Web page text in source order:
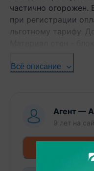
частично огорожен.
при регистрации
льготному тарифу.
фундамент -
шифер (закуплен
заведена в дом.
канализация -
электрификация -
Доехать Вы
Всё описание
Агент —
9 лет на